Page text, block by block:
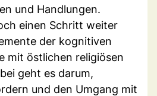
und Handlungen.
einen Schritt weiter
der kognitiven
mit östlichen religiösen
geht es darum,
und den Umgang mit